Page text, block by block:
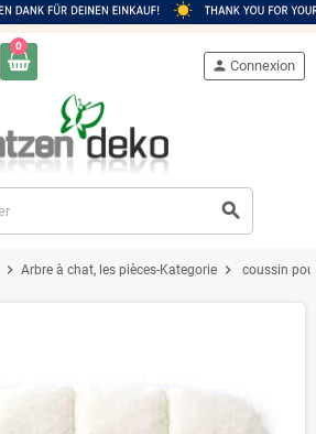
0
search
person Connexion
chevron_right Arbre à chat, les pièces-Kategorie chevron_right coussin